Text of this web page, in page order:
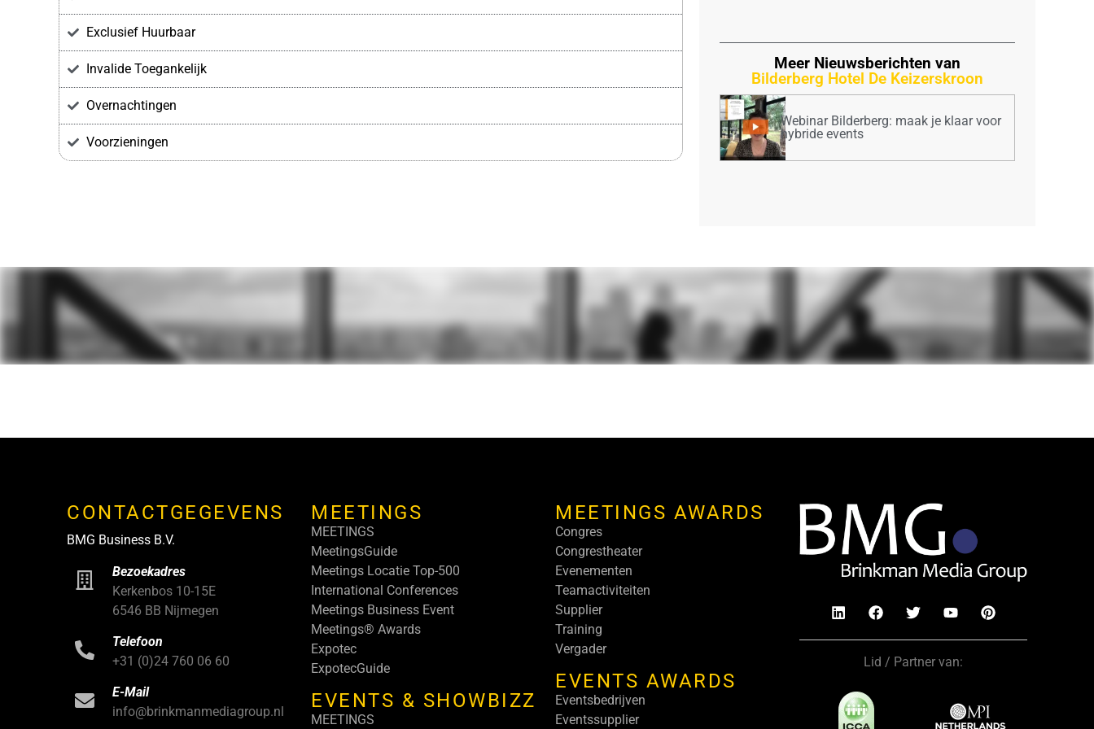
Exclusief Huurbaar
Invalide Toegankelijk
Overnachtingen
Voorzieningen
Meer Nieuwsberichten van
Bilderberg Hotel De Keizerskroon
Webinar Bilderberg: maak je klaar voor
hybride events
CONTACTGEGEVENS
BMG Business B.V.
Bezoekadres
Kerkenbos 10-15E
6546 BB Nijmegen
Telefoon
+31 (0)24 760 06 60
E-Mail
info@brinkmanmediagroup.nl
MEETINGS
MEETINGS
MeetingsGuide
Meetings Locatie Top-500
International Conferences
Meetings Business Event
Meetings® Awards
Expotec
ExpotecGuide
EVENTS & SHOWBIZZ
MEETINGS
MEETINGS AWARDS
Congres
Congrestheater
Evenementen
Teamactiviteiten
Supplier
Training
Vergader
EVENTS AWARDS
Eventsbedrijven
Eventssupplier
Lid / Partner van: